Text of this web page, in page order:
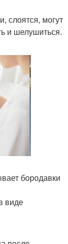
слоятся, могут
и шелушиться.
бородавки
виде